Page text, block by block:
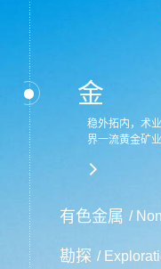
金
稳外拓内，术
界一流黄金矿业

有色金属 /
勘探 /